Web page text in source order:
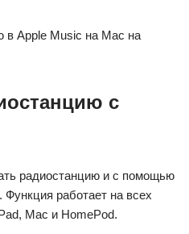
с
радиостанцию и с помощью
Функция работает на всех
Mac и HomePod.